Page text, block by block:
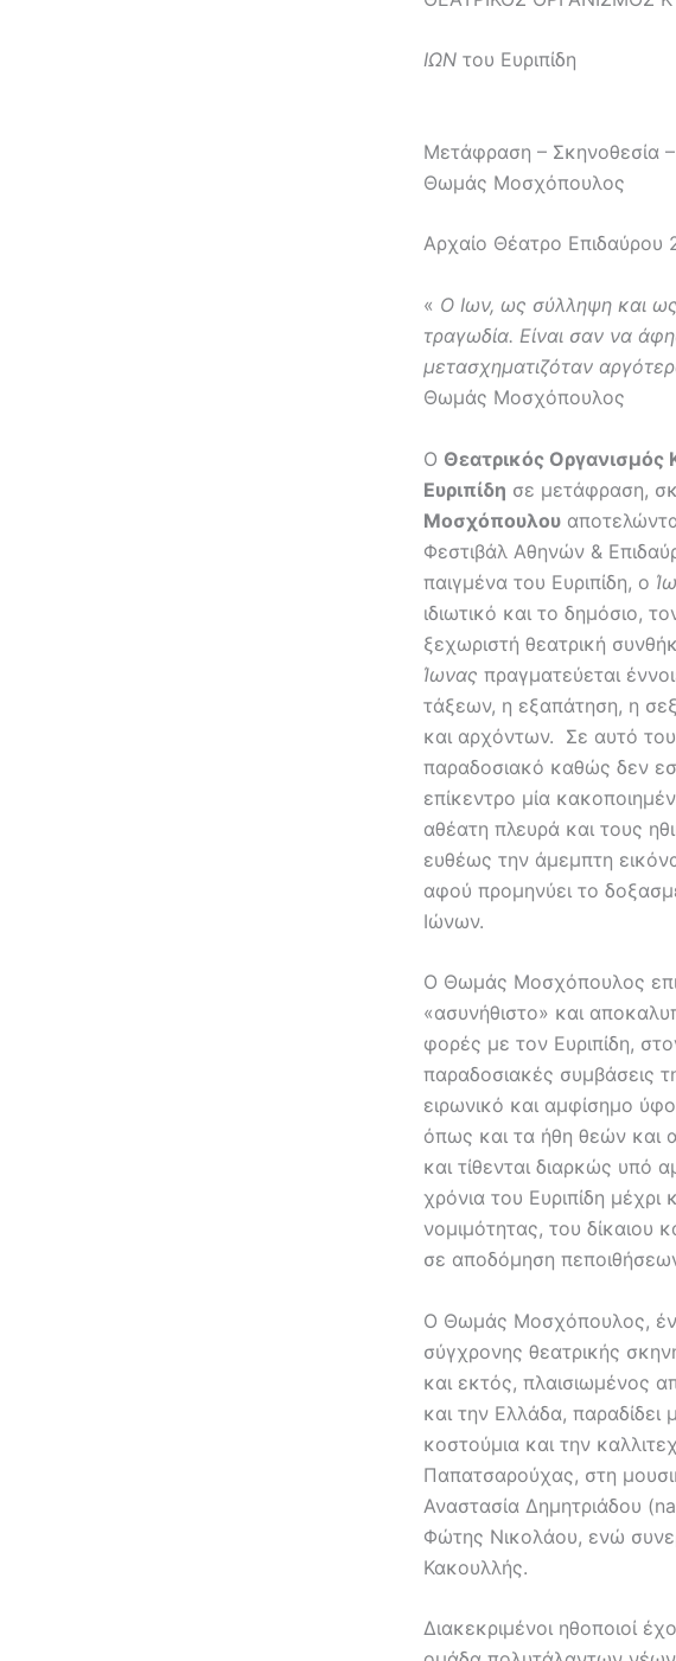
ΙΩΝ του Ευριπίδη
Μετάφραση – Σκηνοθεσία
Θωμάς Μοσχόπουλος
Αρχαίο Θέατρο
« Ο Ιων, ως σύλληψη και
τραγωδία. Είναι σαν να
μετασχηματιζόταν
Θωμάς Μοσχόπουλος
Ο Θεατρικός Οργανισμός
Ευριπίδη σε μετάφραση,
Μοσχόπουλου
Φεστιβάλ Αθηνών &
παιγμένα του Ευριπίδη, ο
ιδιωτικό και το δημόσιο,
ξεχωριστή θεατρική
Ίωνας πραγματεύεται
τάξεων, η εξαπάτηση, η
και αρχόντων. Σε αυτό
παραδοσιακό καθώς δεν
επίκεντρο μία
αθέατη πλευρά και τους
ευθέως την άμεμπτη
αφού προμηνύει το
Ιώνων.
Ο Θωμάς Μοσχόπουλος
«ασυνήθιστο» και
φορές με τον Ευριπίδη,
παραδοσιακές συμβάσεις
ειρωνικό και αμφίσημο
όπως και τα ήθη θεών και
και τίθενται διαρκώς υπό
χρόνια του Ευριπίδη μέχρι
νομιμότητας, του δίκαιου
σε αποδόμηση
Ο Θωμάς Μοσχόπουλος,
σύγχρονης θεατρικής
και εκτός, πλαισιωμένος
και την Ελλάδα,
κοστούμια και την
Παπατσαρούχας, στη
Αναστασία Δημητριάδου
Φώτης Νικολάου, ενώ
Κακουλλής.
Διακεκριμένοι ηθοποιοί